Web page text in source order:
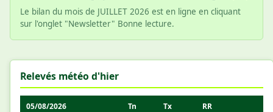
Le bilan du mois de JUILLET 2026 est en ligne en cliquant
sur l'onglet "Newsletter" Bonne lecture.
Relevés météo d'hier
05/08/2026 Tn Tx RR